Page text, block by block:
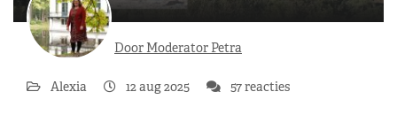
Door Moderator Petra
Alexia 12 aug 2025 57 reacties